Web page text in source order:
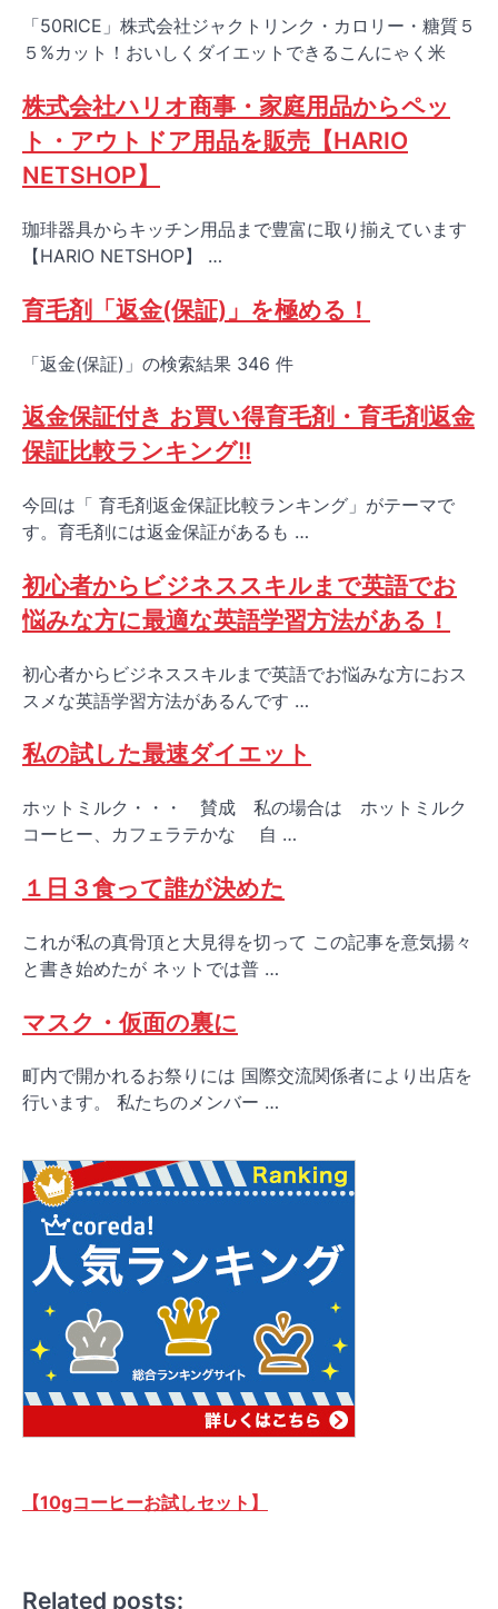
「50RICE」株式会社ジャクトリンク・カロリー・糖質５
５%カット！おいしくダイエットできるこんにゃく米
株式会社ハリオ商事・家庭用品からペッ
ト・アウトドア用品を販売【HARIO
NETSHOP】
珈琲器具からキッチン用品まで豊富に取り揃えています
【HARIO NETSHOP】 …
育毛剤「返金(保証)」を極める！
「返金(保証)」の検索結果 346 件
返金保証付き お買い得育毛剤・育毛剤返金
保証比較ランキング!!
今回は「 育毛剤返金保証比較ランキング」がテーマで
す。育毛剤には返金保証があるも …
初心者からビジネススキルまで英語でお
悩みな方に最適な英語学習方法がある！
初心者からビジネススキルまで英語でお悩みな方におス
スメな英語学習方法があるんです …
私の試した最速ダイエット
ホットミルク・・・ 賛成 私の場合は ホットミルク
コーヒー、カフェラテかな 自 …
１日３食って誰が決めた
これが私の真骨頂と大見得を切って この記事を意気揚々
と書き始めたが ネットでは普 …
マスク・仮面の裏に
町内で開かれるお祭りには 国際交流関係者により出店を
行います。 私たちのメンバー …
【10gコーヒーお試しセット】
Related posts: